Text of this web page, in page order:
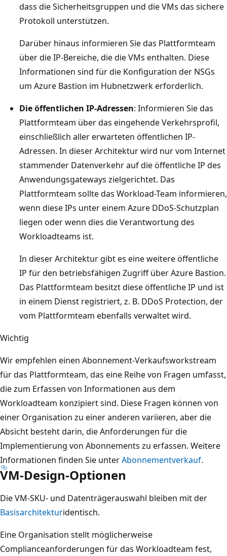
dass die Sicherheitsgruppen und die VMs das sichere
Protokoll unterstützen.
Darüber hinaus informieren Sie das Plattformteam
über die IP-Bereiche, die die VMs enthalten. Diese
Informationen sind für die Konfiguration der NSGs
um Azure Bastion im Hubnetzwerk erforderlich.
Die öffentlichen IP-Adressen: Informieren Sie das
Plattformteam über das eingehende Verkehrsprofil,
einschließlich aller erwarteten öffentlichen IP-
Adressen. In dieser Architektur wird nur vom Internet
stammender Datenverkehr auf die öffentliche IP des
Anwendungsgateways zielgerichtet. Das
Plattformteam sollte das Workload-Team informieren,
wenn diese IPs unter einem Azure DDoS-Schutzplan
liegen oder wenn dies die Verantwortung des
Workloadteams ist.
In dieser Architektur gibt es eine weitere öffentliche
IP für den betriebsfähigen Zugriff über Azure Bastion.
Das Plattformteam besitzt diese öffentliche IP und ist
in einem Dienst registriert, z. B. DDoS Protection, der
vom Plattformteam ebenfalls verwaltet wird.
Wichtig
Wir empfehlen einen Abonnement-Verkaufsworkstream
für das Plattformteam, das eine Reihe von Fragen umfasst,
die zum Erfassen von Informationen aus dem
Workloadteam konzipiert sind. Diese Fragen können von
einer Organisation zu einer anderen variieren, aber die
Absicht besteht darin, die Anforderungen für die
Implementierung von Abonnements zu erfassen. Weitere
Informationen finden Sie unterAbonnementverkauf.
VM-Design-Optionen
Die VM-SKU- und Datenträgerauswahl bleiben mit der
Basisarchitekturidentisch.
Eine Organisation stellt möglicherweise
Complianceanforderungen für das Workloadteam fest,